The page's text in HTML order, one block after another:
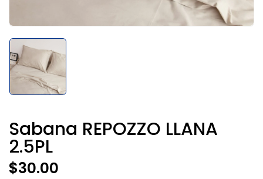
Sabana REPOZZO LLANA
2.5PL
$30.00